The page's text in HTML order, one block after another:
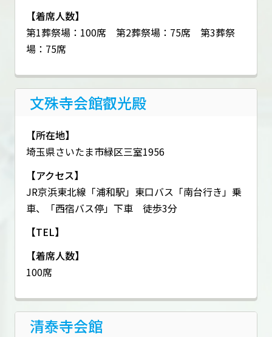
【着席人数】
第1葬祭場：100席 第2葬祭場：75席 第3葬祭
場：75席
文殊寺会館叡光殿
【所在地】
埼玉県さいたま市緑区三室1956
【アクセス】
JR京浜東北線「浦和駅」東口バス「南台行き」乗
車、「西宿バス停」下車 徒歩3分
【TEL】
【着席人数】
100席
清泰寺会館